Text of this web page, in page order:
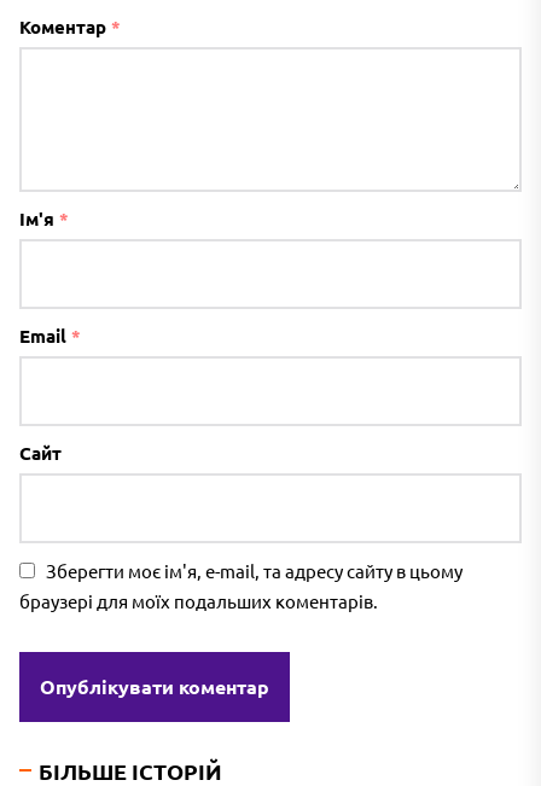
Коментар *
Ім'я *
Email *
Сайт
Зберегти моє ім'я, e-mail, та адресу сайту в цьому
браузері для моїх подальших коментарів.
БІЛЬШЕ ІСТОРІЙ